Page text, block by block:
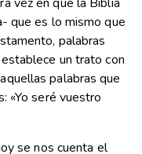
que es lo mismo que
palabras
un trato con
palabras que
«Yo seré vuestro
se nos cuenta el